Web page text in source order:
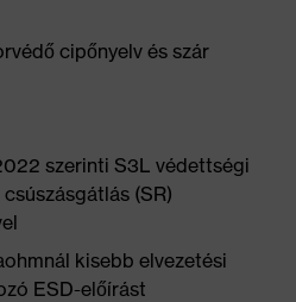
cipőnyelv és szár
szerinti S3L védettségi
(SR)
kisebb elvezetési
ESD-előírást